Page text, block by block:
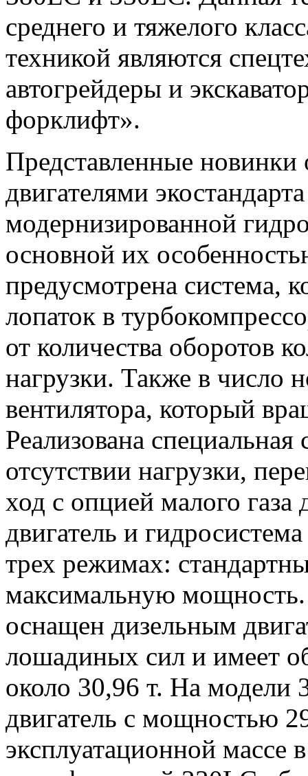
среднего и тяжелого
техникой являются
автогрейдеры и
форклифт».
Представленные
двигателями
модернизированной
основной их
предусмотрена система,
лопаток в
от количества оборотов
нагрузки. Также в число
вентилятора, который
Реализована специальная
отсутствии нагрузки,
ход с опцией малого
двигатель и
трех режимах:
максимальную
оснащен дизельным
лошадиных сил и имеет
около 30,96 т. На модели
двигатель с мощностью
эксплуатационной массе